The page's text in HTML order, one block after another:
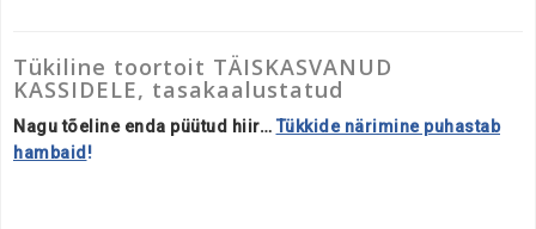
Tükiline toortoit TÄISKASVANUD
KASSIDELE, tasakaalustatud
Nagu tõeline enda püütud hiir… Tükkide närimine puhastab
hambaid !